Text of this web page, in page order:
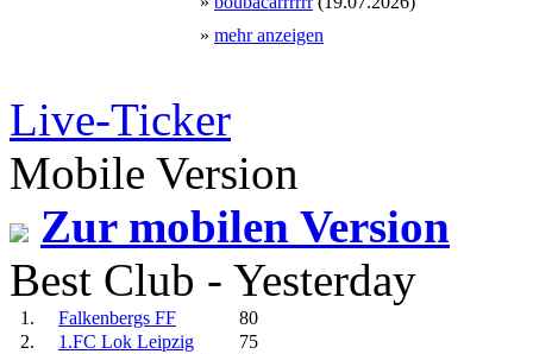
» mehr anzeigen
Live-Ticker
Mobile Version
Zur mobilen Version
Best Club - Yesterday
1. Falkenbergs FF
80
2.
1.FC Lok Leipzig
75